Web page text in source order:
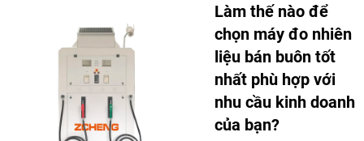
Làm thế nào để
chọn máy đo nhiên
liệu bán buôn tốt
nhất phù hợp với
nhu cầu kinh doanh
của bạn?